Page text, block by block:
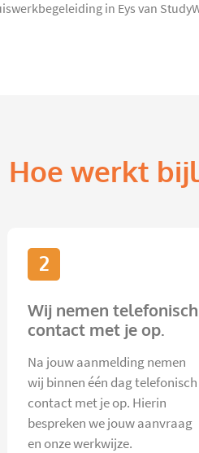
in Eys van
Hoe werkt
2
Wij nemen telefonisch
contact met je op.
Na jouw aanmelding nemen
wij binnen één dag telefonisch
contact met je op. Hierin
bespreken we jouw aanvraag
en onze werkwijze.